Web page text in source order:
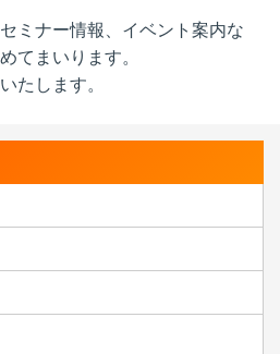
ミナー情報、イベント案内な
てまいります。
たします。